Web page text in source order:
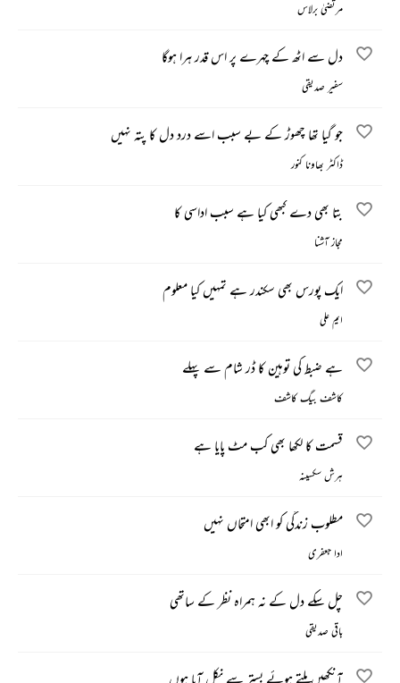
مرتضیٰ برلاس
دل سے اٹھ کے چہرے پر اس قدر ہرا ہوگا
سفیر صدیقی
جو گیا تھا چھوڑ کے بے سبب اسے درد دل کا پتہ نہیں
ڈاکٹر بھاونا کنور
بتا بھی دے کبھی کیا ہے سبب اداسی کا
مجاز آشنا
ایک پورس بھی سکندر ہے تمہیں کیا معلوم
ایم علی
ہے ضبط کی توہین کا ڈر شام سے پہلے
کاشف بیگ کاشف
قسمت کا لکھا بھی کب مٹ پایا ہے
ہرش سکسینہ
مطلوب زندگی کو ابھی امتحاں نہیں
ادا جعفری
چل سکے دل کے نہ ہمراہ نظر کے ساتھی
باقی صدیقی
آنکھیں ملتے ہوئے بستر سے نکل آیا ہوں